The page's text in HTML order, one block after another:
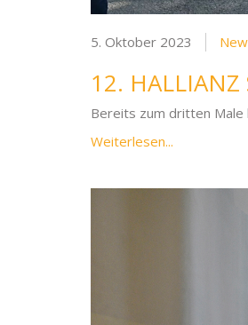
5. Oktober 2023
12. HALLIANZ
Bereits zum dritten Male
Weiterlesen...